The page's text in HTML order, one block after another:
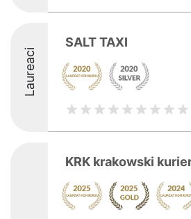
Laureaci
SALT TAXI
KRK krakowski